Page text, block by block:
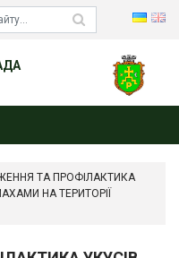
ТА ПРОФІЛАКТИКА
НА ТЕРИТОРІЇ